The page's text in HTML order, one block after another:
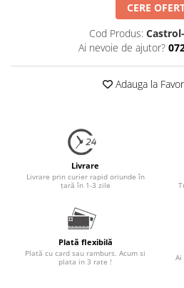
CERE
Cod Produs:
Ai nevoie de ajutor?
Adauga la
Livrare
Livrare prin curier rapid oriunde în
țară în 1-3 zile
Plată flexibilă
Plată cu card sau ramburs. Acum si
plata in 3 rate !
Ai